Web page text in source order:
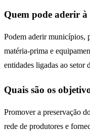
Quem pode aderir
Podem aderir municípios,
matéria-prima e
entidades ligadas ao setor
Quais são os
Promover a preservação
rede de produtores e